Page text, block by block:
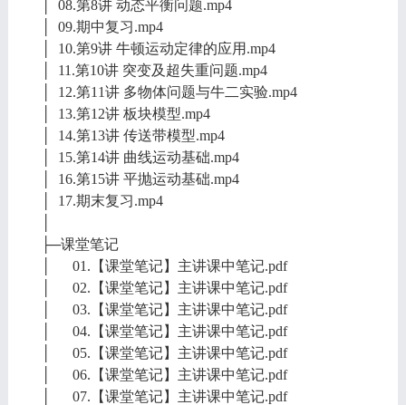
│ 08.第8讲 动态平衡问题.mp4
│ 09.期中复习.mp4
│ 10.第9讲 牛顿运动定律的应用.mp4
│ 11.第10讲 突变及超失重问题.mp4
│ 12.第11讲 多物体问题与牛二实验.mp4
│ 13.第12讲 板块模型.mp4
│ 14.第13讲 传送带模型.mp4
│ 15.第14讲 曲线运动基础.mp4
│ 16.第15讲 平抛运动基础.mp4
│ 17.期末复习.mp4
├─课堂笔记
│ 01.【课堂笔记】主讲课中笔记.pdf
│ 02.【课堂笔记】主讲课中笔记.pdf
│ 03.【课堂笔记】主讲课中笔记.pdf
│ 04.【课堂笔记】主讲课中笔记.pdf
│ 05.【课堂笔记】主讲课中笔记.pdf
│ 06.【课堂笔记】主讲课中笔记.pdf
│ 07.【课堂笔记】主讲课中笔记.pdf